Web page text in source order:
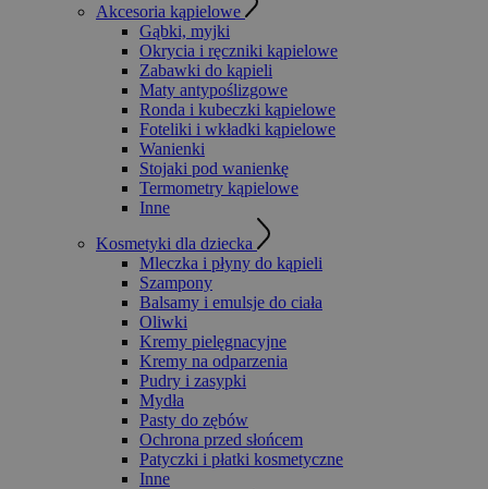
Akcesoria kąpielowe
Gąbki, myjki
Okrycia i ręczniki kąpielowe
Zabawki do kąpieli
Maty antypoślizgowe
Ronda i kubeczki kąpielowe
Foteliki i wkładki kąpielowe
Wanienki
Stojaki pod wanienkę
Termometry kąpielowe
Inne
Kosmetyki dla dziecka
Mleczka i płyny do kąpieli
Szampony
Balsamy i emulsje do ciała
Oliwki
Kremy pielęgnacyjne
Kremy na odparzenia
Pudry i zasypki
Mydła
Pasty do zębów
Ochrona przed słońcem
Patyczki i płatki kosmetyczne
Inne